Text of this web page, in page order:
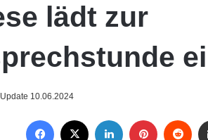
lädt zur
10.06.2024